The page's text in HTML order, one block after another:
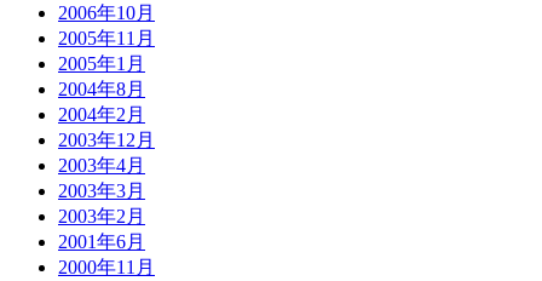
2006年10月
2005年11月
2005年1月
2004年8月
2004年2月
2003年12月
2003年4月
2003年3月
2003年2月
2001年6月
2000年11月